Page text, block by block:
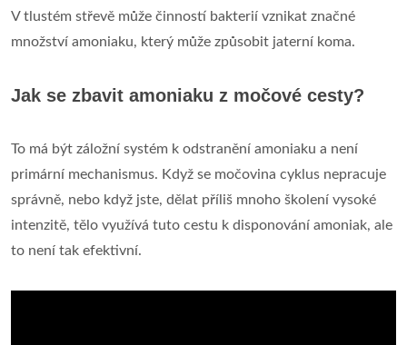
V tlustém střevě může činností bakterií vznikat značné
množství amoniaku, který může způsobit jaterní koma.
Jak se zbavit amoniaku z močové cesty?
To má být záložní systém k odstranění amoniaku a není
primární mechanismus. Když se močovina cyklus nepracuje
správně, nebo když jste, dělat příliš mnoho školení vysoké
intenzitě, tělo využívá tuto cestu k disponování amoniak, ale
to není tak efektivní.